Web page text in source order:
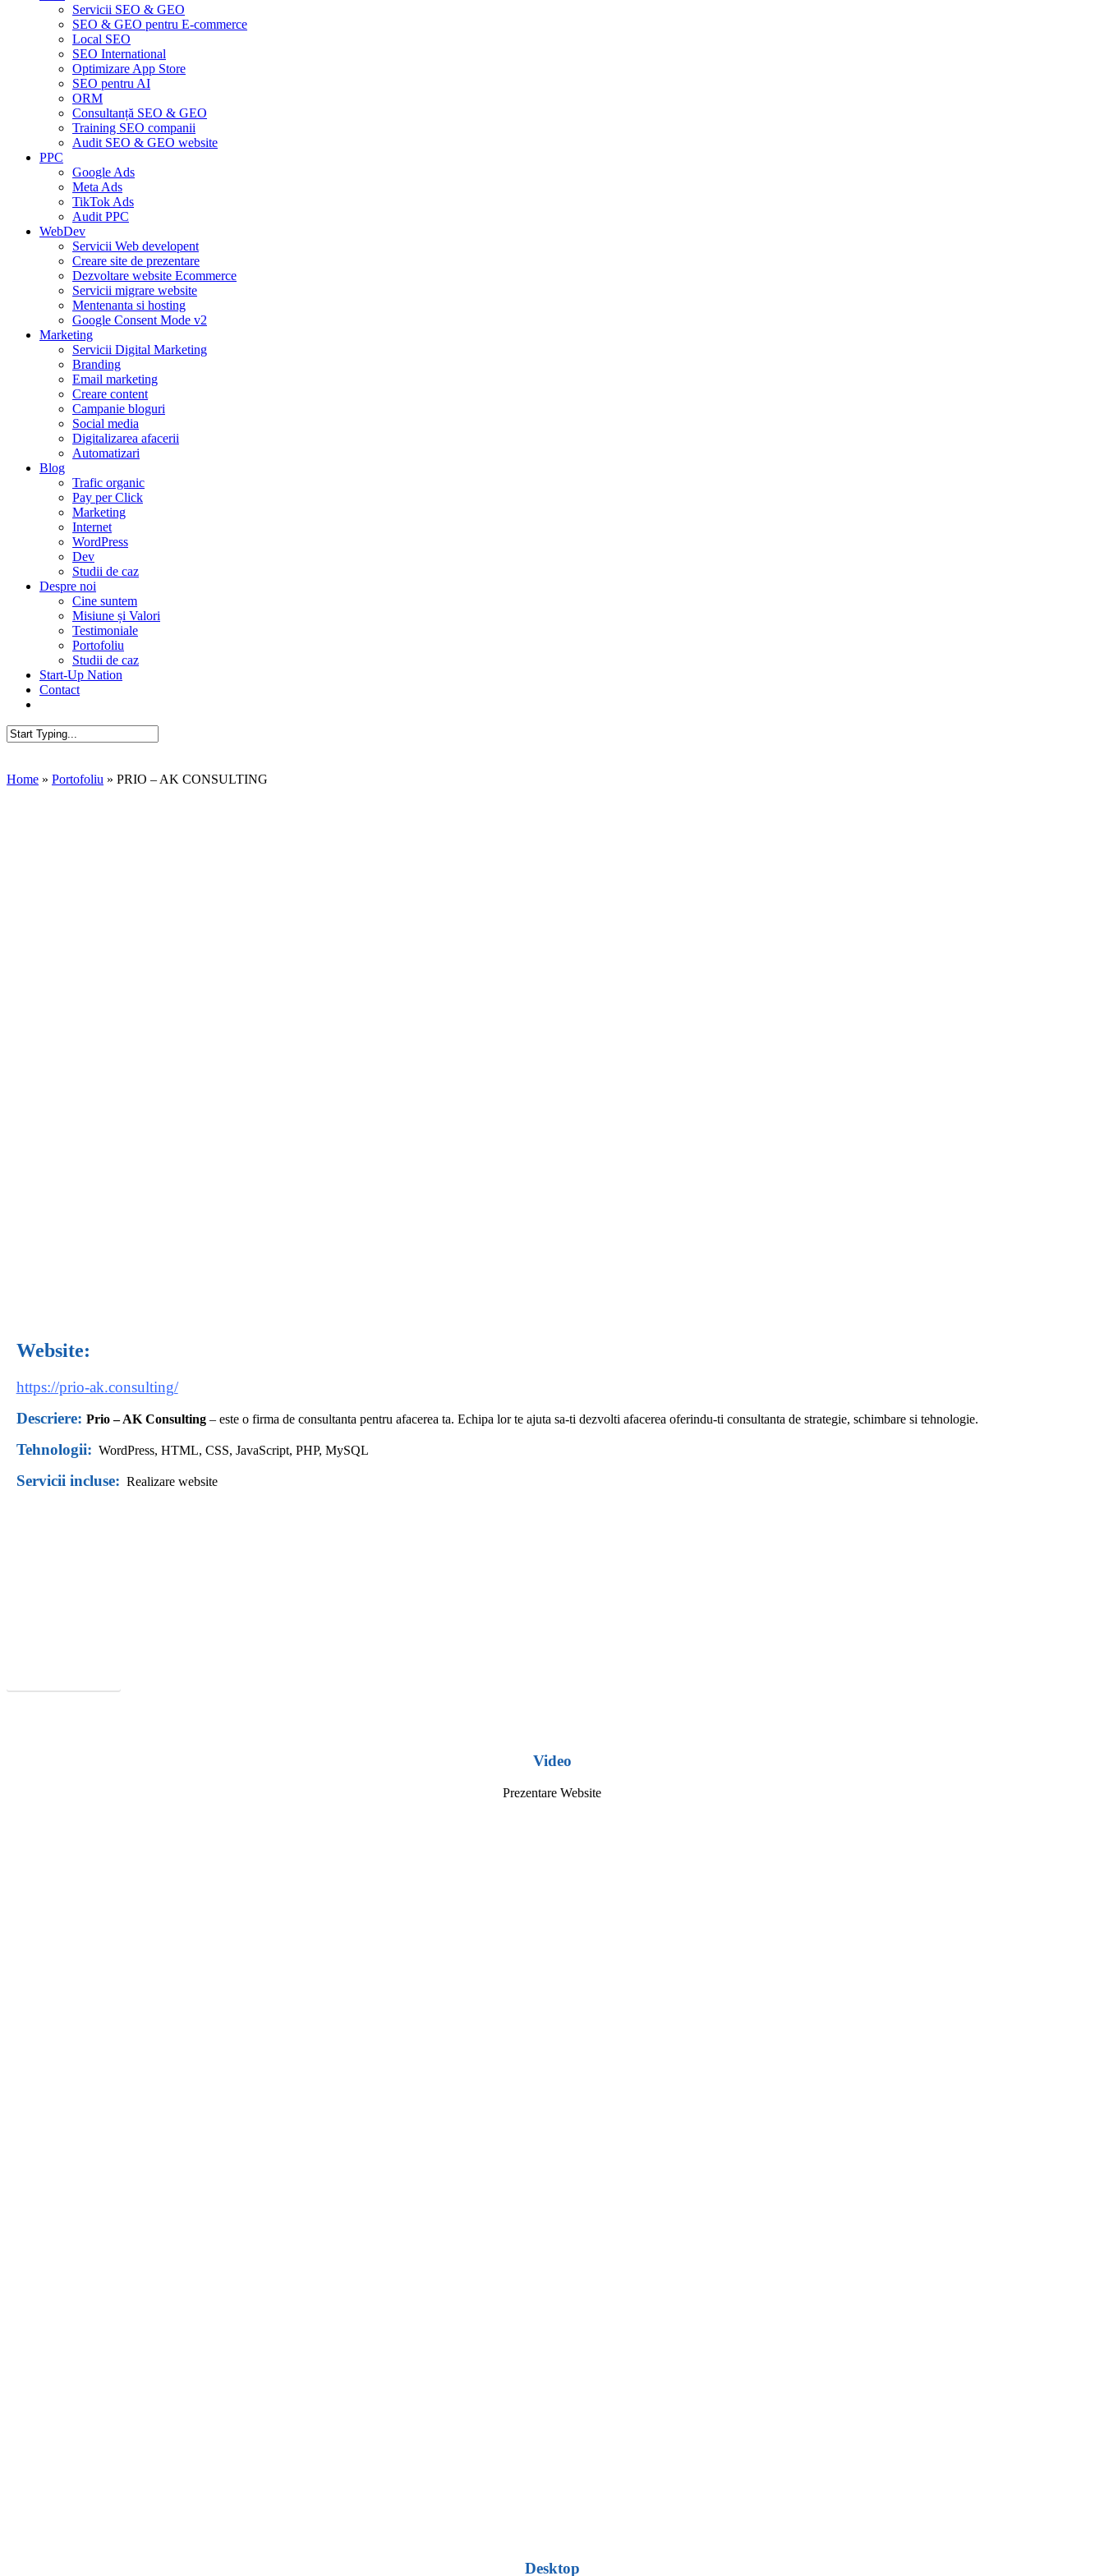
Servicii SEO & GEO
SEO & GEO pentru E-commerce
Local SEO
SEO International
Optimizare App Store
SEO pentru AI
ORM
Consultanță SEO & GEO
Training SEO companii
Audit SEO & GEO website
PPC
Google Ads
Meta Ads
TikTok Ads
Audit PPC
WebDev
Servicii Web developent
Creare site de prezentare
Dezvoltare website Ecommerce
Servicii migrare website
Mentenanta si hosting
Google Consent Mode v2
Marketing
Servicii Digital Marketing
Branding
Email marketing
Creare content
Campanie bloguri
Social media
Digitalizarea afacerii
Automatizari
Blog
Trafic organic
Pay per Click
Marketing
Internet
WordPress
Dev
Studii de caz
Despre noi
Cine suntem
Misiune și Valori
Testimoniale
Portofoliu
Studii de caz
Start-Up Nation
Contact
Home » Portofoliu » PRIO – AK CONSULTING
Website:
https://prio-ak.consulting/
Descriere: Prio – AK Consulting– este o firma de consultanta pentru afacerea ta. Echipa lor te ajuta sa-ti dezvolti afacerea oferindu-ti consultanta de strategie, schimbare si tehnologie.
Tehnologii: WordPress, HTML, CSS, JavaScript, PHP, MySQL
Servicii incluse: Realizare website
Video
Prezentare Website
Desktop